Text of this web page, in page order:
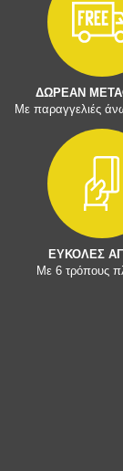
ΔΩΡΕΑΝ
Με παραγγελιές
ΕΥΚΟΛΕΣ
Με 6 τρόπους